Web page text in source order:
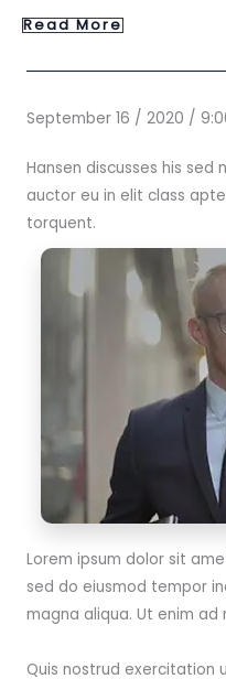
Read More
September 16 / 2020 /
Hansen discusses his
auctor eu in elit class
torquent.
Lorem ipsum dolor sit
sed do eiusmod tempor
magna aliqua. Ut enim ad
Quis nostrud exercitation